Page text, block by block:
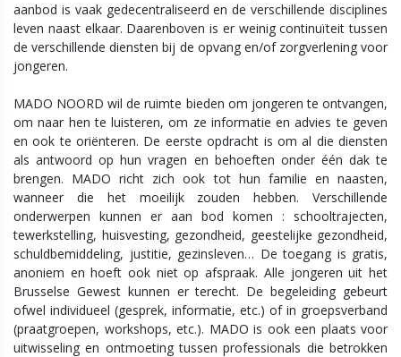
aanbod is vaak gedecentraliseerd en de verschillende disciplines
leven naast elkaar. Daarenboven is er weinig continuïteit tussen
de verschillende diensten bij de opvang en/of zorgverlening voor
jongeren.
MADO NOORD wil de ruimte bieden om jongeren te ontvangen,
om naar hen te luisteren, om ze informatie en advies te geven
en ook te oriënteren. De eerste opdracht is om al die diensten
als antwoord op hun vragen en behoeften onder één dak te
brengen. MADO richt zich ook tot hun familie en naasten,
wanneer die het moeilijk zouden hebben. Verschillende
onderwerpen kunnen er aan bod komen : schooltrajecten,
tewerkstelling, huisvesting, gezondheid, geestelijke gezondheid,
schuldbemiddeling, justitie, gezinsleven… De toegang is gratis,
anoniem en hoeft ook niet op afspraak. Alle jongeren uit het
Brusselse Gewest kunnen er terecht. De begeleiding gebeurt
ofwel individueel (gesprek, informatie, etc.) of in groepsverband
(praatgroepen, workshops, etc.). MADO is ook een plaats voor
uitwisseling en ontmoeting tussen professionals die betrokken